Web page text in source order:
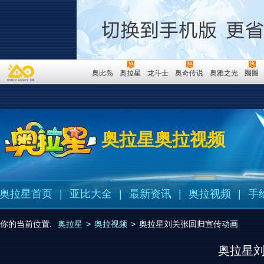
奥比岛 奥拉星 龙斗士 奥奇传说 奥雅之光 圈圈
奥拉星奥拉视频
奥拉星首页 亚比大全 最新资讯 奥拉视频 手
你的当前位置: 奥拉星 > 奥拉视频 > 奥拉星刘关张回归宣传动画
奥拉星